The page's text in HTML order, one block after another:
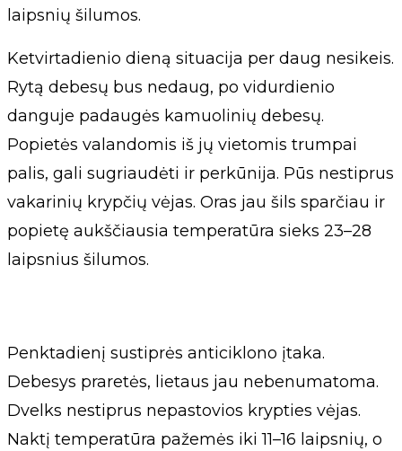
laipsnių šilumos.
Ketvirtadienio dieną situacija per daug nesikeis.
Rytą debesų bus nedaug, po vidurdienio
danguje padaugės kamuolinių debesų.
Popietės valandomis iš jų vietomis trumpai
palis, gali sugriaudėti ir perkūnija. Pūs nestiprus
vakarinių krypčių vėjas. Oras jau šils sparčiau ir
popietę aukščiausia temperatūra sieks 23–28
laipsnius šilumos.
Penktadienį sustiprės anticiklono įtaka.
Debesys praretės, lietaus jau nebenumatoma.
Dvelks nestiprus nepastovios krypties vėjas.
Naktį temperatūra pažemės iki 11–16 laipsnių, o